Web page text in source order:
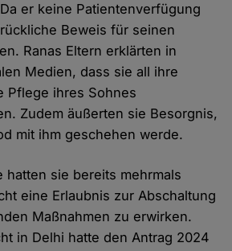
er keine Patientenverfügung
Beweis für seinen
Ranas Eltern erklärten in
Medien, dass sie all ihre
Pflege ihres Sohnes
Zudem äußerten sie Besorgnis,
mit ihm geschehen werde.
hatten sie bereits mehrmals
eine Erlaubnis zur Abschaltung
Maßnahmen zu erwirken.
in Delhi hatte den Antrag 2024